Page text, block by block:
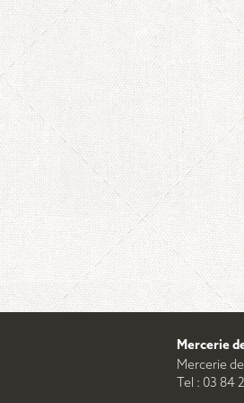
Mercerie
Mercerie
Tel : 03 84